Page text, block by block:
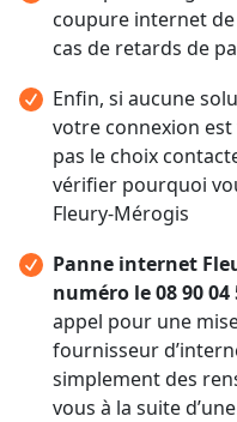
coupure internet
cas de retards de
Enfin, si aucune
votre connexion est
pas le choix
vérifier pourquoi
Fleury-Mérogis
Panne internet
numéro le 08 90 04
appel pour une
fournisseur
simplement des
vous à la suite